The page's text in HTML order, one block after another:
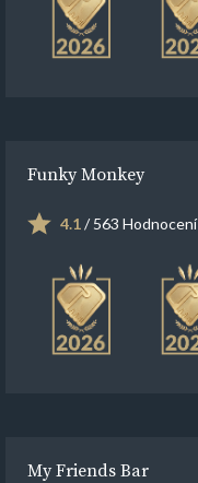
Funky Monkey
4.1/ 563 Hodnocení
My Friends Bar